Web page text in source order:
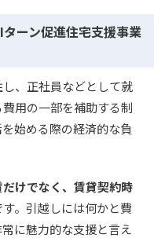
ーン促進住宅支援事業
、正社員などとして就
用の一部を補助する制
始める際の経済的な負
けでなく、賃貸契約時
す。引越しには何かと費
に魅力的な支援と言え